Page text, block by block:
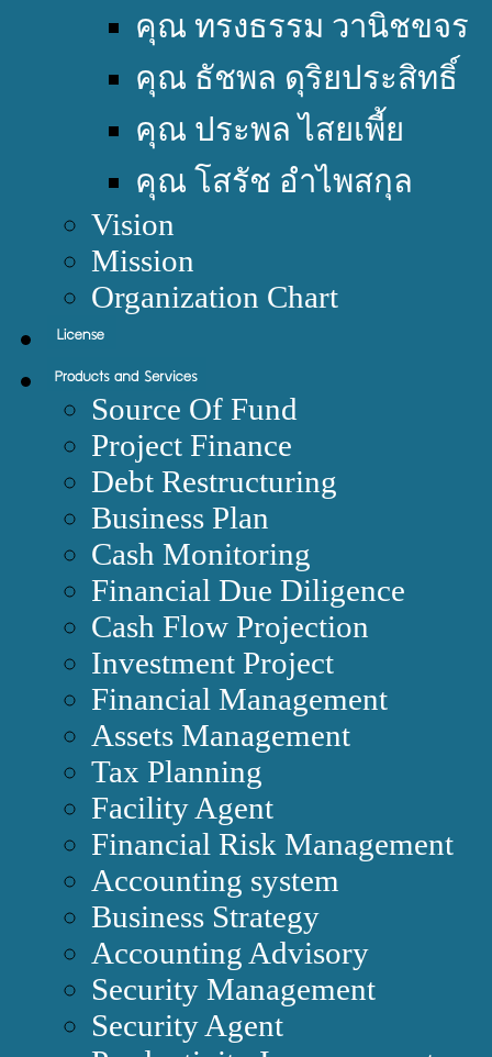
คุณ ทรงธรรม วานิชขจร
คุณ ธัชพล ดุริยประสิทธิ์
คุณ ประพล ไสยเพี้ย
คุณ โสรัช อำไพสกุล
Vision
Mission
Organization Chart
Source Of Fund
Project Finance
Debt Restructuring
Business Plan
Cash Monitoring
Financial Due Diligence
Cash Flow Projection
Investment Project
Financial Management
Assets Management
Tax Planning
Facility Agent
Financial Risk Management
Accounting system
Business Strategy
Accounting Advisory
Security Management
Security Agent